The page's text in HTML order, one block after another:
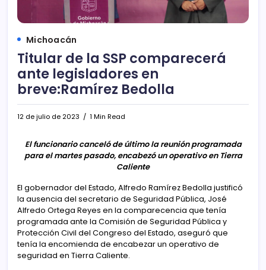
Michoacán
Titular de la SSP comparecerá
ante legisladores en
breve:Ramírez Bedolla
12 de julio de 2023 1 Min Read
El funcionario canceló de último la reunión programada
para el martes pasado, encabezó un operativo en Tierra
Caliente
El gobernador del Estado, Alfredo Ramírez Bedolla justificó
la ausencia del secretario de Seguridad Pública, José
Alfredo Ortega Reyes en la comparecencia que tenía
programada ante la Comisión de Seguridad Pública y
Protección Civil del Congreso del Estado, aseguró que
tenía la encomienda de encabezar un operativo de
seguridad en Tierra Caliente.